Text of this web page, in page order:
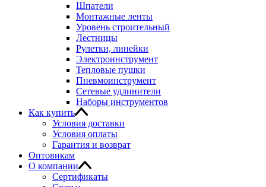
Шпатели
Монтажные ленты
Уровень строительный
Лестницы
Рулетки, линейки
Электроинструмент
Тепловые пушки
Пневмоинструмент
Сетевые удлинители
Наборы инструментов
Как купить
Условия доставки
Условия оплаты
Гарантия и возврат
Оптовикам
О компании
Сертификаты